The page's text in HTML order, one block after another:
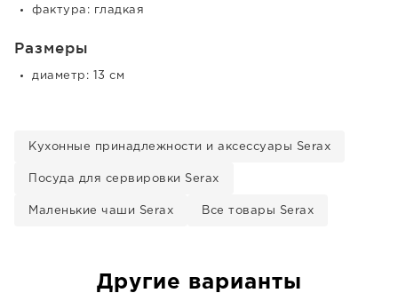
фактура: гладкая
Размеры
диаметр: 13 см
Кухонные принадлежности и аксессуары Serax
Посуда для сервировки Serax
Маленькие чаши Serax Все товары Serax
Другие варианты